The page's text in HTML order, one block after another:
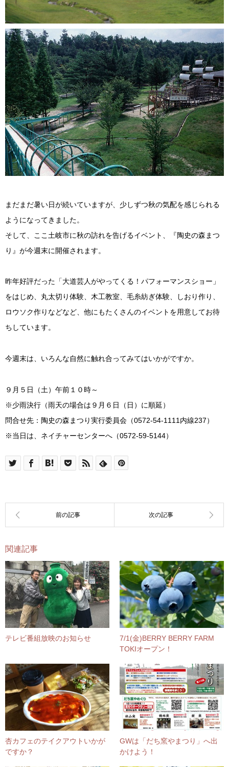
まだまだ暑い日が続いていますが、少しずつ秋の気配を感じられる
ようになってきました。
そして、ここ土岐市に秋の訪れを告げるイベント、『陶史の森まつ
り』が今週末に開催されます。
昨年好評だった「大道芸人がやってくる！パフォーマンスショー」
をはじめ、丸太切り体験、木工教室、毛糸紡ぎ体験、しおり作り、
ロウソク作りなどなど、他にもたくさんのイベントを用意してお待
ちしています。
今週末は、いろんな自然に触れ合ってみてはいかがですか。
９月５日（土）午前１０時～
※少雨決行（雨天の場合は９月６日（日）に順延）
問合せ先：陶史の森まつり実行委員会（0572-54-1111内線237）
※当日は、ネイチャーセンターへ（0572-59-5144）
関連記事
テレビ番組放映のお知らせ
7/1(金)BERRY BERRY FARM
TOKIオープン！
杏カフェのテイクアウトいかが
ですか？
GWは「だち窯やまつり」へ出
かけよう！